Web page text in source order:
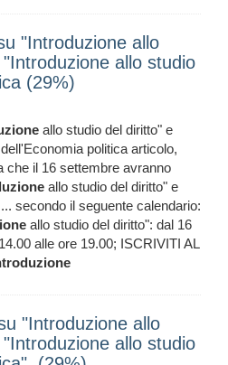
"Introduzione allo
allo studio
(29%)
allo studio del diritto" e
politica articolo,
che il 16 settembre avranno
allo studio del diritto" e
secondo il seguente calendario:
allo studio del diritto": dal 16
alle ore 19.00; ISCRIVITI AL
"Introduzione allo
allo studio